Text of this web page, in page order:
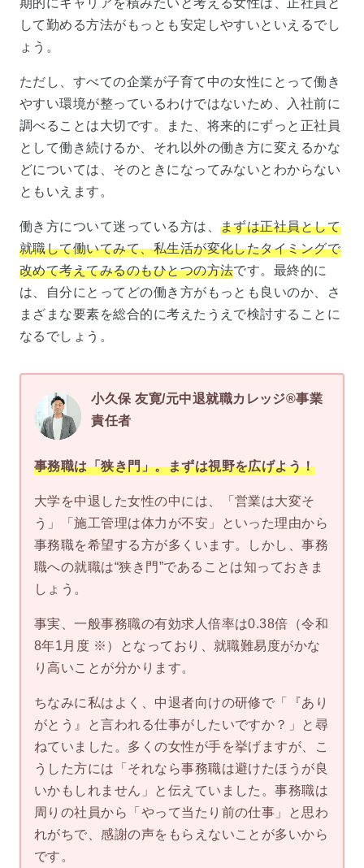
期的にキャリアを積みたいと考える女性は、正社員と
して勤める方法がもっとも安定しやすいといえるでし
ょう。
ただし、すべての企業が子育て中の女性にとって働き
やすい環境が整っているわけではないため、入社前に
調べることは大切です。また、将来的にずっと正社員
として働き続けるか、それ以外の働き方に変えるかな
どについては、そのときになってみないとわからない
ともいえます。
働き方について迷っている方は、 まずは正社員として
就職して働いてみて、私生活が変化したタイミングで
改めて考えてみるのもひとつの方法です。最終的に
は、自分にとってどの働き方がもっとも良いのか、さ
まざまな要素を総合的に考えたうえで検討することに
なるでしょう。
小久保 友寛/元中退就職カレッジ®事業
責任者
事務職は「狭き門」。まずは視野を広げよう！
大学を中退した女性の中には、「営業は大変そ
う」「施工管理は体力が不安」といった理由から
事務職を希望する方が多くいます。しかし、事務
職への就職は“狭き門”であることは知っておきま
しょう。
事実、一般事務職の有効求人倍率は0.38倍（令和
8年1月度 ※）となっており、就職難易度がかな
り高いことが分かります。
ちなみに私はよく、中退者向けの研修で「『あり
がとう』と言われる仕事がしたいですか？」と尋
ねていました。多くの女性が手を挙げますが、こ
うした方には「それなら事務職は避けたほうが良
いかもしれません」と伝えていました。事務職は
周りの社員から「やって当たり前の仕事」と思わ
れがちで、感謝の声をもらえないことが多いから
です。